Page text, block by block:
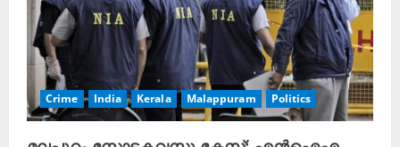
Crime India Kerala Malappuram Politics